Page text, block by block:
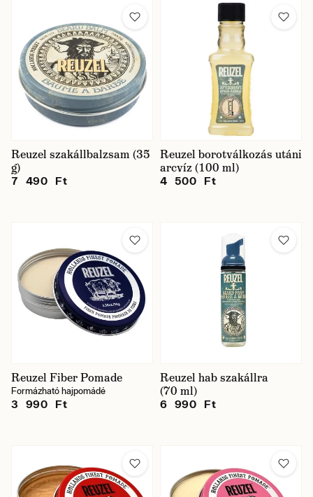
Reuzel szakállbalzsam (35
g)
7 490 Ft
Reuzel borotválkozás utáni
arcvíz (100 ml)
4 500 Ft
Reuzel Fiber Pomade
Formázható hajpomádé
3 990 Ft
Reuzel hab szakállra
(70 ml)
6 990 Ft